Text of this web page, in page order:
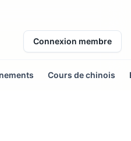
Connexion membre
Cours de chinois